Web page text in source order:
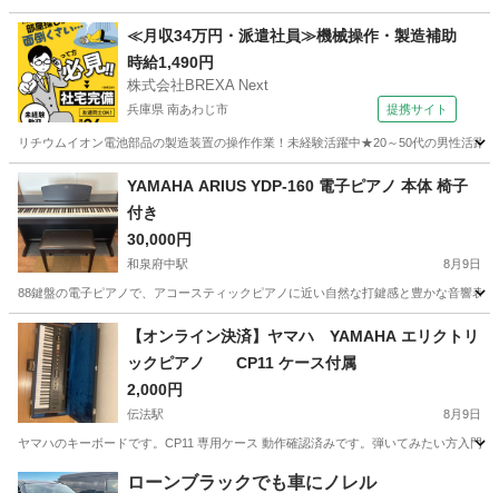
大阪 大阪市 関目高殿駅 鍵盤楽器、ピアノ
≪月収34万円・派遣社員≫機械操作・製造補助
時給1,490円
株式会社BREXA Next
兵庫県 南あわじ市 提携サイト
リチウムイオン電池部品の製造装置の操作作業！未経験活躍中★20～50代の男性活
兵庫 南あわじ市YAMAHA ARIUS YDP-160 電子ピアノ 本体 椅子
付き
30,000円
和泉府中駅 8月9日
88鍵盤の電子ピアノで、アコースティックピアノに近い自然な打鍵感と豊かな音響表
大阪 泉大津市 和泉府中駅 鍵盤楽器、ピアノ
【オンライン決済】ヤマハ YAMAHA エリクトリ
ックピアノ CP11 ケース付属
2,000円
伝法駅 8月9日
ヤマハのキーボードです。CP11 専用ケース 動作確認済みです。弾いてみたい方入門
大阪 大阪市 伝法駅 鍵盤楽器、ピアノ
ローンブラックでも車にノレル